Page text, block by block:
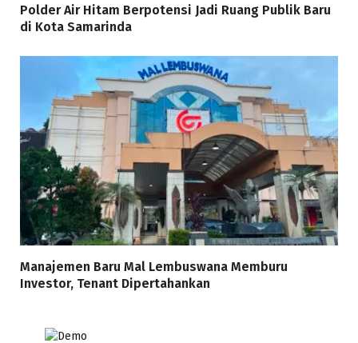
Polder Air Hitam Berpotensi Jadi Ruang Publik Baru
di Kota Samarinda
Manajemen Baru Mal Lembuswana Memburu
Investor, Tenant Dipertahankan